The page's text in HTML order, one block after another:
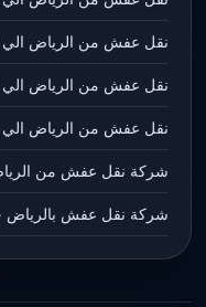
نقل عفش من الرياض الي
نقل عفش من الرياض
نقل عفش من الرياض الي
شركة نقل عفش من
شركة نقل عفش بالرياض